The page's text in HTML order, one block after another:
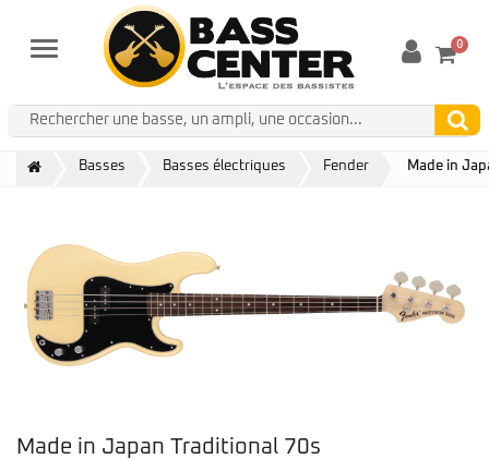
Menu 0
Basses Basses électriques Fender Made in
Made in Japan Traditional 70s